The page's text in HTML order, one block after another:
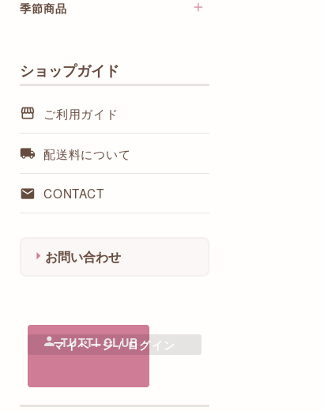
crescendo / 木製ハンドメイド
Masaenocturne / イラストレ
Rie / 音楽・楽器のネックレス
ッズ
NanaMomo / 音楽柄布小物
baby-humming / 楽曲アクセサ
リー
clavecin / オリジナル雑貨
千代原歩 / 大譜表鍵盤シート
KOTOBUKI MICHIRU / 楽器ア
たむたむ / 水引アート＆クラ
季節商品
ハンドメイド小物
ストラップ・チャーム
ショップガイド
ご利用ガイド
配送料について
CONTACT
お問い合わせ
TUTTI CLUB
マイページ / ログイン